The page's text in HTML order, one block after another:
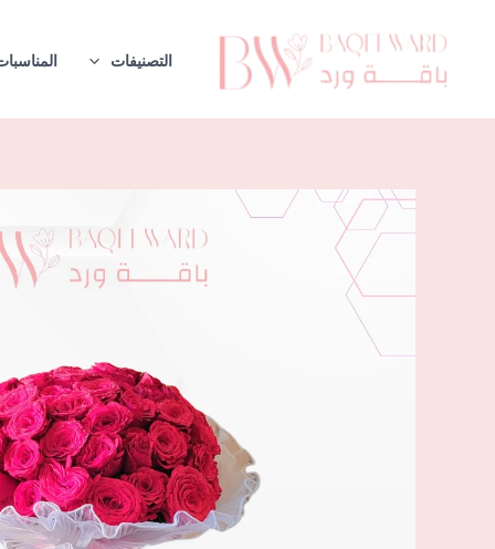
المحتوى
التصنيفات